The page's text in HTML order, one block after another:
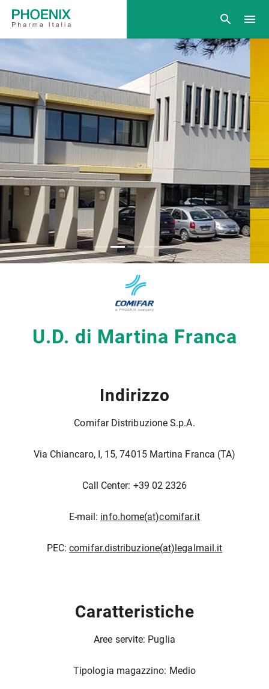
U.D. di Martina Franca
Indirizzo
Comifar Distribuzione S.p.A.
Via Chiancaro, I, 15, 74015 Martina Franca (TA)
Call Center: +39 02 2326
E-mail: info.home(at)comifar.it
PEC:comifar.distribuzione(at)legalmail.it
Caratteristiche
Aree servite: Puglia
Tipologia magazzino: Medio